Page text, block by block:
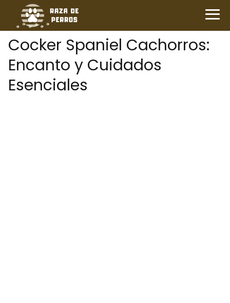
Cocker Spaniel Cachorros:
Encanto y Cuidados
Esenciales